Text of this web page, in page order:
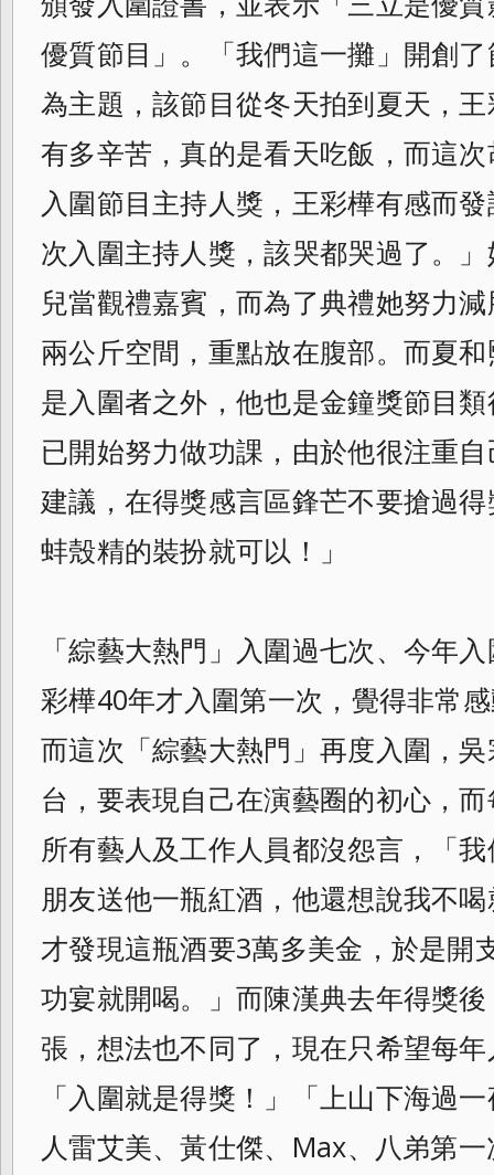
優質節目」。「我們這一攤」 開創
為主題，該節目從冬天拍到夏天，
有多辛苦，真的是看天吃飯， 而這
入圍節目主持人獎， 王彩樺有感而
次入圍主持人獎，該哭都哭過了。
兒當觀禮嘉賓，而為了典禮她努力
兩公斤空間， 重點放在腹部。而夏
是入圍者之外，他也是金鐘獎節目
已開始努力做功課，由於他很注重
建議，在得獎感言區鋒芒不要搶過
蚌殼精的裝扮就可以！」
「綜藝大熱門」入圍過七次、今年
彩樺40年才入圍第一次，覺得非常
而這次「綜藝大熱門」再度入圍，
台， 要表現自己在演藝圈的初心，
所有藝人及工作人員都沒怨言，「
朋友送他一瓶紅酒，他還想說我不
才發現這瓶酒要3萬多美金，於是開
功宴就開喝。」而陳漢典去年得獎
張， 想法也不同了，現在只希望每
「入圍就是得獎！」「上山下海過
人雷艾美、黃仕傑、Max、八弟第